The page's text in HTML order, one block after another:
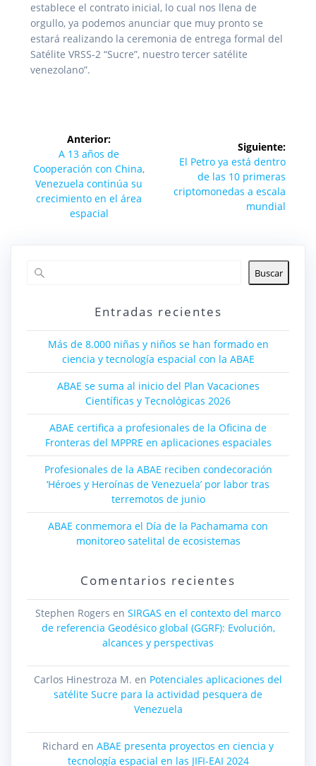
establece el contrato inicial, lo cual nos llena de
orgullo, ya podemos anunciar que muy pronto se
estará realizando la ceremonia de entrega formal del
Satélite VRSS-2 “Sucre”, nuestro tercer satélite
venezolano”.
Navegación
de
entradas
Anterior:
Entrada
anterior:
A 13 años de
Cooperación con China,
Venezuela continúa su
crecimiento en el área
espacial
Siguiente:
Siguiente
entrada:
El Petro ya está dentro
de las 10 primeras
criptomonedas a escala
mundial
Buscar
Entradas recientes
Más de 8.000 niñas y niños se han formado en
ciencia y tecnología espacial con la ABAE
ABAE se suma al inicio del Plan Vacaciones
Científicas y Tecnológicas 2026
ABAE certifica a profesionales de la Oficina de
Fronteras del MPPRE en aplicaciones espaciales
Profesionales de la ABAE reciben condecoración
‘Héroes y Heroínas de Venezuela’ por labor tras
terremotos de junio
ABAE conmemora el Día de la Pachamama con
monitoreo satelital de ecosistemas
Comentarios recientes
Stephen Rogers en SIRGAS en el contexto del marco
de referencia Geodésico global (GGRF): Evolución,
alcances y perspectivas
Carlos Hinestroza M. en Potenciales aplicaciones del
satélite Sucre para la actividad pesquera de
Venezuela
Richard en ABAE presenta proyectos en ciencia y
tecnología espacial en las JIFI-EAI 2024